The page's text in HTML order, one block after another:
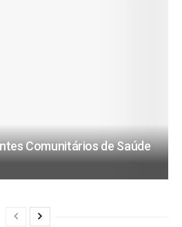
Comunitários de Saúde